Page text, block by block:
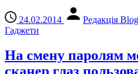
24.02.2014
Редакція
Гаджети
На смену паролям